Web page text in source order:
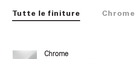
Tutte le finiture Chrome
Chrome